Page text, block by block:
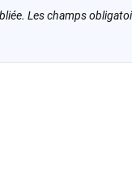
Les champs